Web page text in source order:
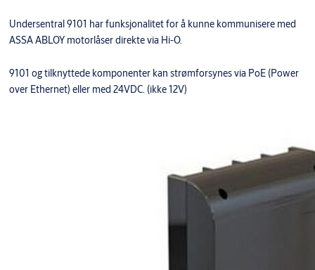
Undersentral 9101 har funksjonalitet for å kunne kommunisere med
ASSA ABLOY motorlåser direkte via Hi-O.
9101 og tilknyttede komponenter kan strømforsynes via PoE (Power
over Ethernet) eller med 24VDC. (ikke 12V)